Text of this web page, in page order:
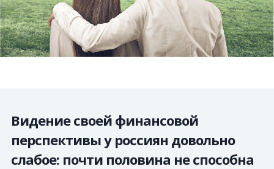
Видение своей финансовой
перспективы у россиян довольно
слабое: почти половина не способна